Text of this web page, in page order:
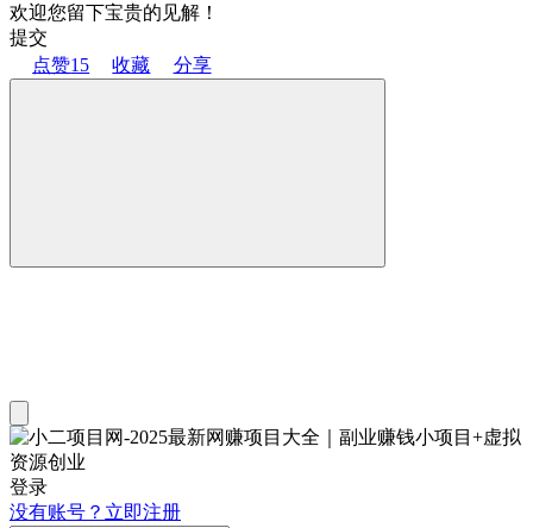
欢迎您留下宝贵的见解！
提交
点赞15 收藏 分享
登录
没有账号？立即注册